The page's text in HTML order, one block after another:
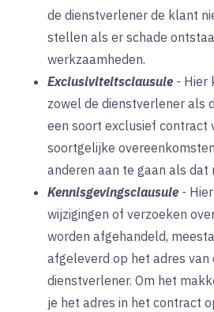
de dienstverlener de klant
stellen als er schade
werkzaamheden.
Exclusiviteitsclausule - Hier
zowel de dienstverlener als
een soort exclusief contract
soortgelijke
anderen aan te gaan als dat
Kennisgevingsclausule -
wijzigingen of verzoeken
worden afgehandeld,
afgeleverd op het adres van
dienstverlener. Om het
je het adres in het contract